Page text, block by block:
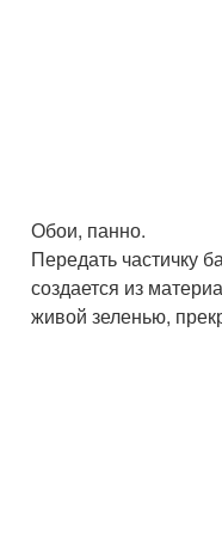
Обои, панно.
Передать частичку
создается из
живой зеленью,